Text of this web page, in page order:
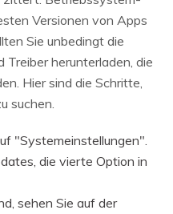
Versionen von Apps
Sie unbedingt die
herunterladen, die
Hier sind die Schritte,
suchen.
"Systemeinstellungen".
die vierte Option in
sehen Sie auf der